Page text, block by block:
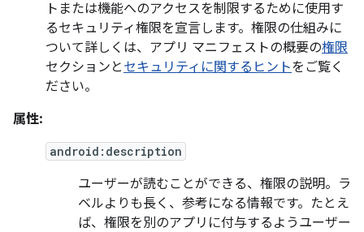
トまたは機能へのアクセスを制限するために使用す
るセキュリティ権限を宣言します。権限の仕組みに
ついて詳しくは、アプリ マニフェストの概要の権限
セクションと セキュリティに関するヒントをご覧く
ださい。
属性:
android:description
ユーザーが読むことができる、権限の説明。ラ
ベルよりも長く、参考になる情報です。たとえ
ば、権限を別のアプリに付与するようユーザー